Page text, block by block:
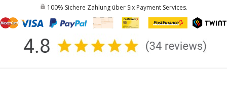
100% Sichere Zahlung über Six Payment Services.